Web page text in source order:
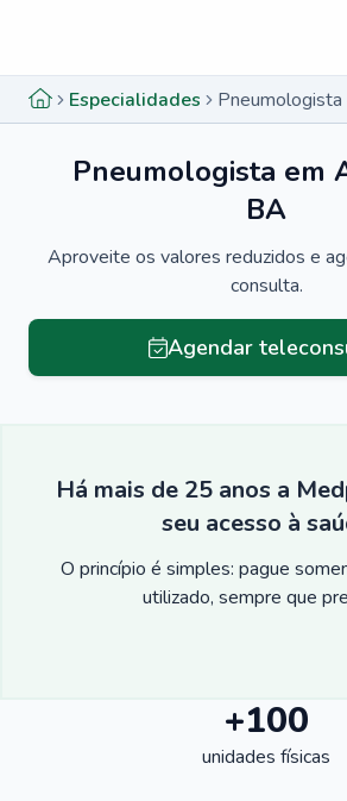
Especialidades
Pneumologista em
BA
Aproveite os valores reduzidos e
consulta.
Agendar
Há mais de 25 anos a
seu acesso à
O princípio é simples: pague
utilizado, sempre que
+100
unidades físicas